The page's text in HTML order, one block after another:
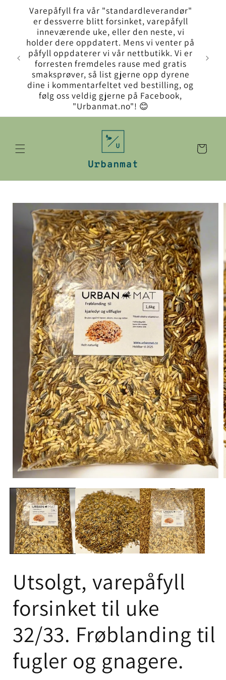
innholdet
Varepåfyll fra vår "standardleverandør"
er dessverre blitt forsinket, varepåfyll
inneværende uke, eller den neste, vi
holder dere oppdatert. Mens vi venter på
påfyll oppdaterer vi vår nettbutikk. Vi er
forresten fremdeles rause med gratis
smaksprøver, så list gjerne opp dyrene
dine i kommentarfeltet ved bestilling, og
følg oss veldig gjerne på Facebook,
"Urbanmat.no"! 😊
Handlekurv
Utsolgt, varepåfyll
forsinket til uke
32/33. Frøblanding til
fugler og gnagere.